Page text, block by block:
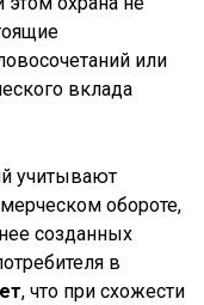
или
вклада
учитывают
обороте,
созданных
в
, что при схожести